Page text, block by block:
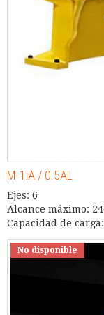
M-1iA / 0.5AL
Ejes: 6
Alcance máximo:
Capacidad de
No disponible